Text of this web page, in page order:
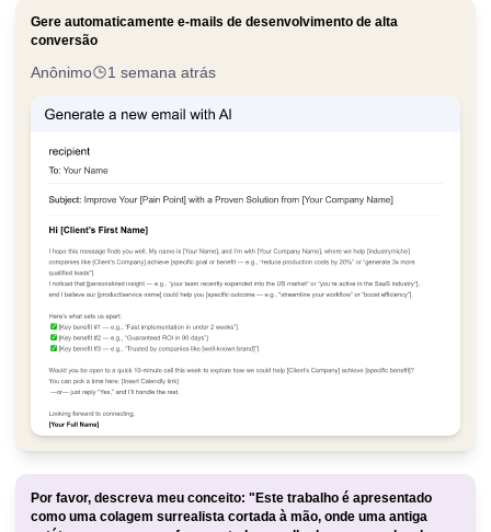
Gere automaticamente e-mails de desenvolvimento de alta
conversão
Anônimo 1 semana atrás
Por favor, descreva meu conceito: "Este trabalho é apresentado
como uma colagem surrealista cortada à mão, onde uma antiga